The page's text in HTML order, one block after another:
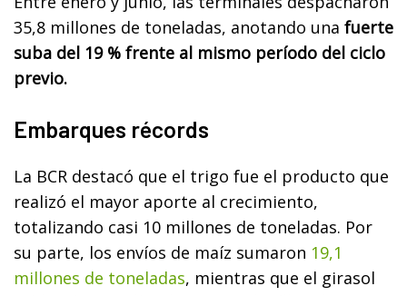
35,8 millones de toneladas, anotando una fuerte
suba del 19 % frente al mismo período del ciclo
previo.
Embarques récords
La BCR destacó que el trigo fue el producto que
realizó el mayor aporte al crecimiento,
totalizando casi 10 millones de toneladas. Por
su parte, los envíos de maíz sumaron 19,1
millones de toneladas, mientras que el girasol